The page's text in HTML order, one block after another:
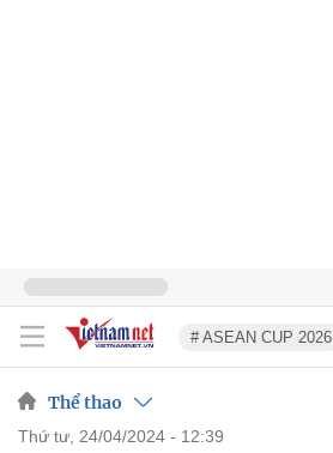
# ASEAN CUP 2026
Thể thao
thứ tư, 24/04/2024 - 12:39